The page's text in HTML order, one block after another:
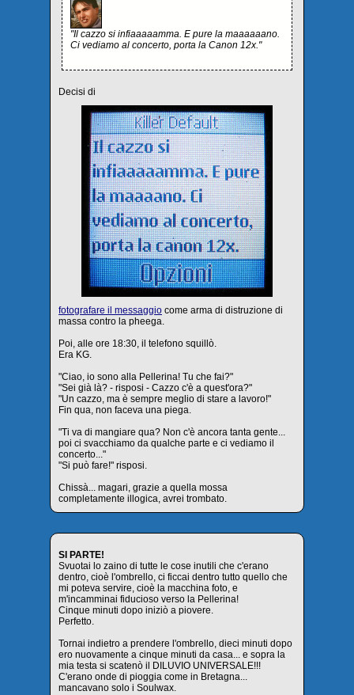
"Il cazzo si infiaaaaamma. E pure la maaaaaano.
Ci vediamo al concerto, porta la Canon 12x."
Decisi di
fotografare il messaggio come arma di distruzione di
massa contro la pheega.
Poi, alle ore 18:30, il telefono squillò.
Era KG.
"Ciao, io sono alla Pellerina! Tu che fai?"
"Sei già là? - risposi - Cazzo c'è a quest'ora?"
"Un cazzo, ma è sempre meglio di stare a lavoro!"
Fin qua, non faceva una piega.
"Ti va di mangiare qua? Non c'è ancora tanta gente...
poi ci svacchiamo da qualche parte e ci vediamo il
concerto..."
"Si può fare!" risposi.
Chissà... magari, grazie a quella mossa
completamente illogica, avrei trombato.
SI PARTE!
Svuotai lo zaino di tutte le cose inutili che c'erano
dentro, cioè l'ombrello, ci ficcai dentro tutto quello che
mi poteva servire, cioè la macchina foto, e
m'incamminai fiducioso verso la Pellerina!
Cinque minuti dopo iniziò a piovere.
Perfetto.
Tornai indietro a prendere l'ombrello, dieci minuti dopo
ero nuovamente a cinque minuti da casa... e sopra la
mia testa si scatenò il DILUVIO UNIVERSALE!!!
C'erano onde di pioggia come in Bretagna...
mancavano solo i Soulwax.